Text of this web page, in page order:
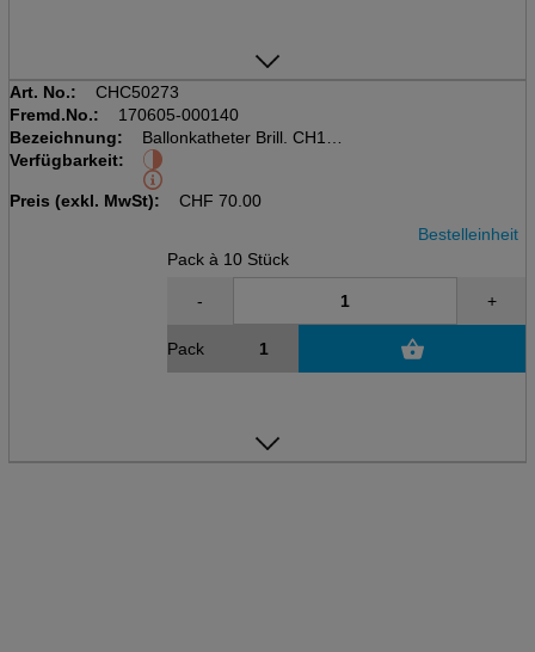
Art. No.:
CHC50273
Fremd.No.:
170605-000140
Bezeichnung:
Ballonkatheter Brill. CH14
Pack à 10 Stk., steril, 10ml
zylindrisch, 2weg, 41cm
Verfügbarkeit:
Preis (exkl. MwSt): CHF 70.00
Bestelleinheit
Pack à 10 Stück
- +
Pack